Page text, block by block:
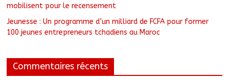
mobilisent pour le recensement
Jeunesse : Un programme d’un milliard de FCFA pour former
100 jeunes entrepreneurs tchadiens au Maroc
Commentaires récents